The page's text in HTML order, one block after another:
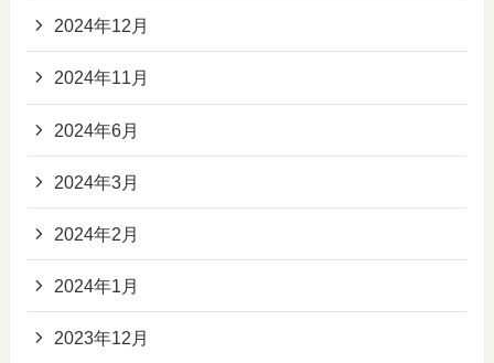
2024年12月
2024年11月
2024年6月
2024年3月
2024年2月
2024年1月
2023年12月